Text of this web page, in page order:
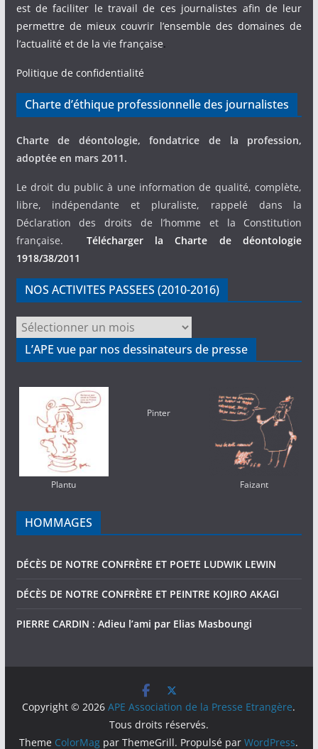
est de faciliter le travail de ces journalistes afin de leur
permettre de mieux couvrir l’ensemble des domaines de
l’actualité et de la vie française.
Politique de confidentialité
Charte d’éthique professionnelle des journalistes
Charte de déontologie, fondatrice de la profession,
adoptée en mars 2011.
Le droit du public à une information de qualité, complète,
libre, indépendante et pluraliste, rappelé dans la
Déclaration des droits de l’homme et la Constitution
française. Télécharger la Charte de déontologie
1918/38/2011
NOS ACTIVITES PASSEES (2010-2016)
NOS
ACTIVITES
PASSEES
L’APE vue par nos dessinateurs de presse
Plantu
Pinter
Faizant
HOMMAGES
DÉCÈS DE NOTRE CONFRÈRE ET POETE LUDWIK LEWIN
DÉCÈS DE NOTRE CONFRÈRE ET PEINTRE KOJIRO AKAGI
PIERRE CARDIN : Adieu l’ami par Elias Masboungi
Copyright © 2026APE Association de la Presse Etrangère.
Tous droits réservés.
Theme ColorMag par ThemeGrill. Propulsé parWordPress.